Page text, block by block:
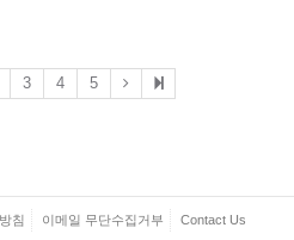
3 4 5
침 이메일 무단수집거부 Contact Us